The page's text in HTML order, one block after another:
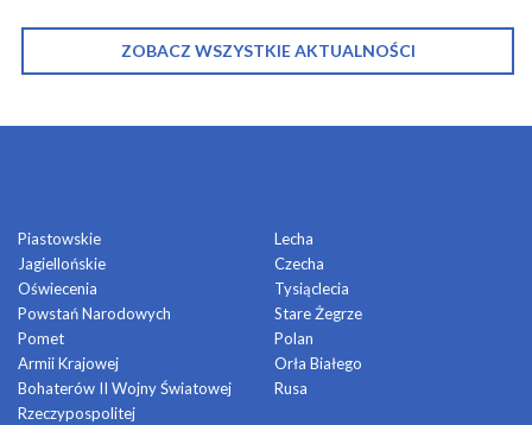
ZOBACZ WSZYSTKIE AKTUALNOŚCI
Piastowskie
Jagiellońskie
Oświecenia
Powstań Narodowych
Pomet
Armii Krajowej
Bohaterów II Wojny Światowej
Rzeczypospolitej
Lecha
Czecha
Tysiąclecia
Stare Żegrze
Polan
Orła Białego
Rusa